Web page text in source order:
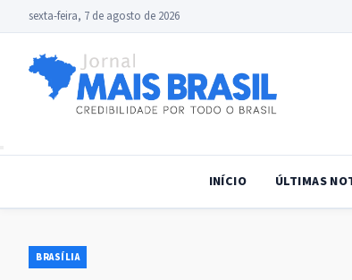
sexta-feira, 7 de agosto de 2026
INÍCIO ÚLTIMAS
BRASÍLIA